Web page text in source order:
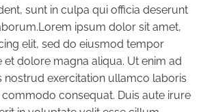
sunt in culpa qui officia deserunt
ipsum dolor sit amet,
elit, sed do eiusmod tempor
dolore magna aliqua. Ut enim ad
nostrud exercitation ullamco laboris
commodo consequat. Duis aute irure